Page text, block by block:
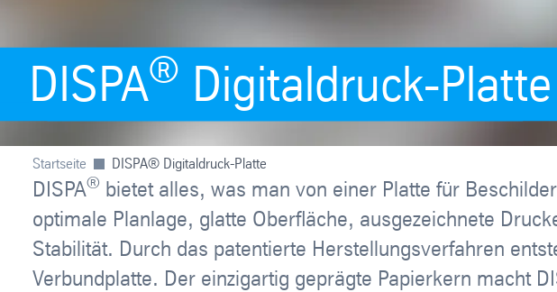
DISPA® Digitaldruck-Platte
Startseite DISPA® Digitaldruck-Platte
DISPA® bietet alles, was man von einer Platte für
optimale Planlage, glatte Oberfläche, ausgezeichnete
Stabilität. Durch das patentierte Herstellungsverfahren
Verbundplatte. Der einzigartig geprägte Papierkern macht